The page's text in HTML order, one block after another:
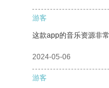
游客
这款app的音乐资源非
2024-05-06
游客